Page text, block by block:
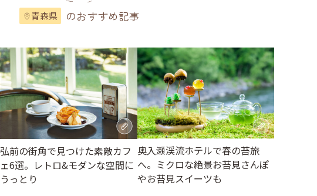
青森県 のおすすめ記事
弘前の街角で見つけた素敵カフ
ェ6選。レトロ&モダンな空間に
うっとり
奥入瀬渓流ホテルで春の苔旅
へ。ミクロな絶景お苔見さんぽ
やお苔見スイーツも